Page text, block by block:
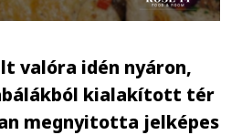
valóra idén nyáron,
kialakított tér
megnyitotta jelképes